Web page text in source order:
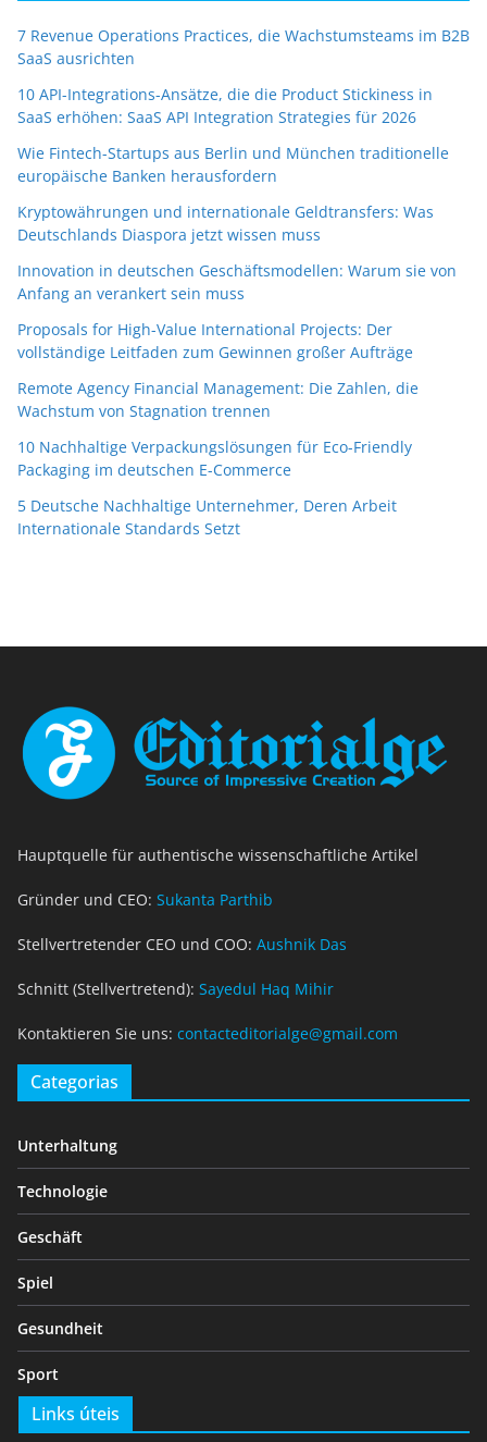
7 Revenue Operations Practices, die Wachstumsteams im B2B
SaaS ausrichten
10 API-Integrations-Ansätze, die die Product Stickiness in
SaaS erhöhen: SaaS API Integration Strategies für 2026
Wie Fintech-Startups aus Berlin und München traditionelle
europäische Banken herausfordern
Kryptowährungen und internationale Geldtransfers: Was
Deutschlands Diaspora jetzt wissen muss
Innovation in deutschen Geschäftsmodellen: Warum sie von
Anfang an verankert sein muss
Proposals for High-Value International Projects: Der
vollständige Leitfaden zum Gewinnen großer Aufträge
Remote Agency Financial Management: Die Zahlen, die
Wachstum von Stagnation trennen
10 Nachhaltige Verpackungslösungen für Eco-Friendly
Packaging im deutschen E-Commerce
5 Deutsche Nachhaltige Unternehmer, Deren Arbeit
Internationale Standards Setzt
Hauptquelle für authentische wissenschaftliche Artikel
Gründer und CEO: Sukanta Parthib
Stellvertretender CEO und COO: Aushnik Das
Schnitt (Stellvertretend): Sayedul Haq Mihir
Kontaktieren Sie uns: contacteditorialge@gmail.com
Categorias
Unterhaltung
Technologie
Geschäft
Spiel
Gesundheit
Sport
Links úteis